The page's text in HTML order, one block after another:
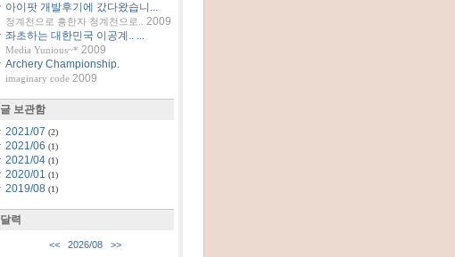
아이팟 개발후기에 갔다왔습니...
청계천으로 흥한자 청계천으로..
2009
좌초하는 대한민국 이공계.. ...
Media Yunious~* 2009
Archery Championship.
imaginary code 2009
글 보관함
2021/07 (2)
2021/06 (1)
2021/04 (1)
2020/01 (1)
2019/08 (1)
달력
<< 2026/08 >>